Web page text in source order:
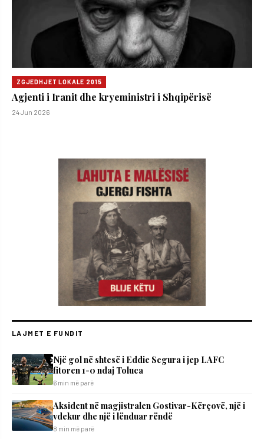
ZGJEDHJET LOKALE 2015
Agjenti i Iranit dhe kryeministri i Shqipërisë
24 Jun 2026
LAJMET E FUNDIT
Një gol në shtesë i Eddie Segura i jep LAFC
fitoren 1-0 ndaj Toluca
6 min më parë
Aksident në magjistralen Gostivar-Kërçovë, një i
vdekur dhe një i lënduar rëndë
8 min më parë